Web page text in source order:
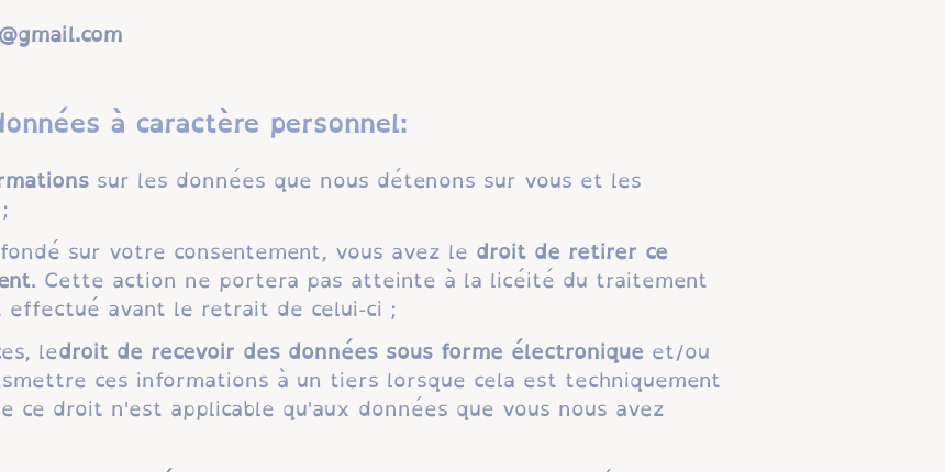
à caractère personnel:
sur les données que nous détenons sur vous et les
sur votre consentement, vous avez le droit de retirer ce
. Cette action ne portera pas atteinte à la licéité du traitement
effectué avant le retrait de celui-ci ;
ledroit de recevoir des données sous forme électronique et/ou
ces informations à un tiers lorsque cela est techniquement
ce droit n'est applicable qu'aux données que vous nous avez